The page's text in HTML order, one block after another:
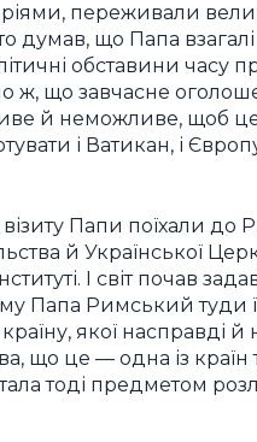
переживали
думав, що Папа
обставини часу
ж, що завчасне
й неможливе, щоб
і Ватикан, і
візиту Папи поїхали до
й Української
І світ почав
Папа Римський туди
якої насправді й
що це — одна із країн
тоді предметом